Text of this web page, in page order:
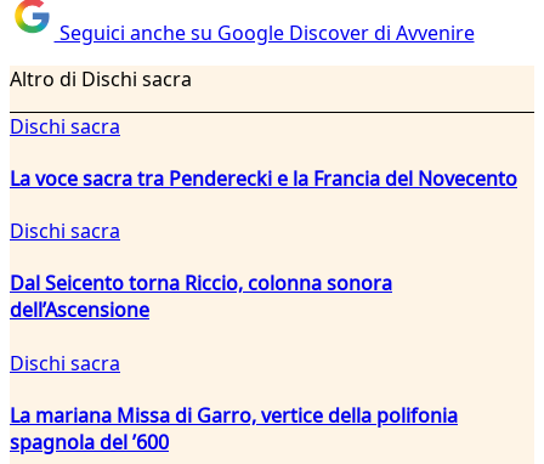
Seguici anche su Google Discover di Avvenire
Altro di Dischi sacra
Dischi sacra
La voce sacra tra Penderecki e la Francia del Novecento
Dischi sacra
Dal Seicento torna Riccio, colonna sonora
dell’Ascensione
Dischi sacra
La mariana Missa di Garro, vertice della polifonia
spagnola del ’600